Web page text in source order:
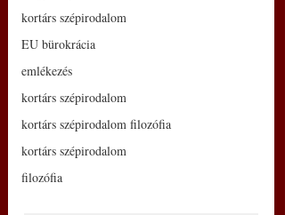
kortárs szépirodalom
EU bürokrácia
emlékezés
kortárs szépirodalom
kortárs szépirodalom filozófia
kortárs szépirodalom
filozófia